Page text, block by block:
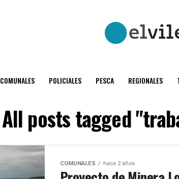
COMUNALES POLICIALES PESCA REGIONALES
All posts tagged
COMUNALES hace 2 años